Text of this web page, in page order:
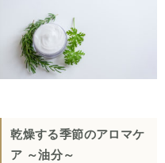
乾燥する季節のアロマケ
ア ～油分～